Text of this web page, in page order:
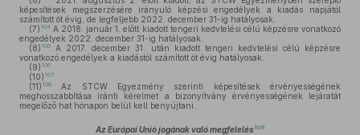
képesítések megszerzésére irányuló képzési engedélyek a kiadás napjától
számított öt évig, de legfeljebb 2022. december 31-ig hatályosak.
(7) 104 A 2018. január 1. előtt kiadott tengeri kedvtelési célú képzésre vonatkozó
engedélyek 2022. december 31-ig hatályosak.
(8) 105
A 2017. december 31. után kiadott tengeri kedvtelési célú képzésre
vonatkozó engedélyek a kiadástól számított öt évig hatályosak.
(9) 106
(10) 107
(11) 108
Az STCW Egyezmény szerinti képesítések érvényességének
meghosszabbítása iránti kérelmet a bizonyítvány érvényességének lejáratát
megelőző hat hónapon belül kell benyújtani.
Az Európai Unió jogának való megfelelés 109